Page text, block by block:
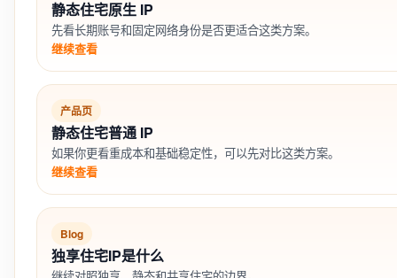
静态住宅原生 IP
先看长期账号和固定网络身份是否更适合这类方案。
继续查看
产品页
静态住宅普通 IP
如果你更看重成本和基础稳定性，可以先对比这类方案。
继续查看
Blog
独享住宅IP是什么